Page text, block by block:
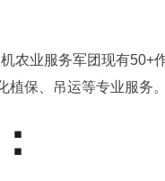
业服务军团现有50+
保、吊运等专业服务。